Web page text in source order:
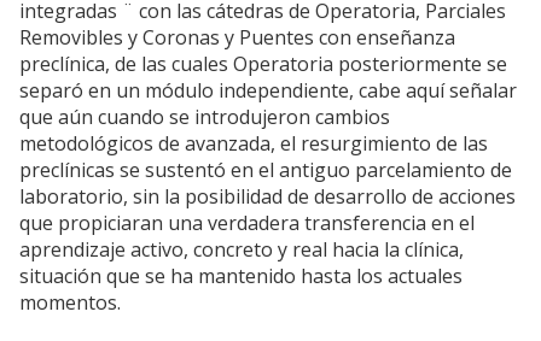
integradas ¨ con las cátedras de Operatoria, Parciales
Removibles y Coronas y Puentes con enseñanza
preclínica, de las cuales Operatoria posteriormente se
separó en un módulo independiente, cabe aquí señalar
que aún cuando se introdujeron cambios
metodológicos de avanzada, el resurgimiento de las
preclínicas se sustentó en el antiguo parcelamiento de
laboratorio, sin la posibilidad de desarrollo de acciones
que propiciaran una verdadera transferencia en el
aprendizaje activo, concreto y real hacia la clínica,
situación que se ha mantenido hasta los actuales
momentos.